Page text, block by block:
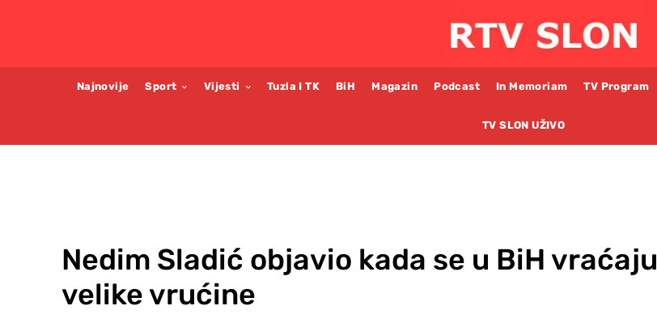
Najnovije Sport Vijesti Tuzla I TK BiH Magazin Podcast In Memoriam TV Program
TV SLON UŽIVO
Nedim Sladić objavio kada se u BiH vraćaju
velike vrućine